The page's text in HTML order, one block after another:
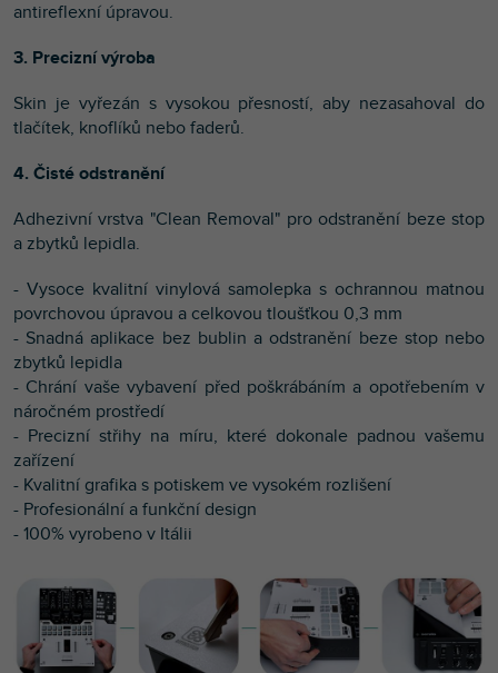
antireflexní úpravou.
3. Precizní výroba
Skin je vyřezán s vysokou přesností, aby nezasahoval do
tlačítek, knoflíků nebo faderů.
4. Čisté odstranění
Adhezivní vrstva "Clean Removal" pro odstranění beze stop
a zbytků lepidla.
- Vysoce kvalitní vinylová samolepka s ochrannou matnou
povrchovou úpravou a celkovou tloušťkou 0,3 mm
- Snadná aplikace bez bublin a odstranění beze stop nebo
zbytků lepidla
- Chrání vaše vybavení před poškrábáním a opotřebením v
náročném prostředí
- Precizní střihy na míru, které dokonale padnou vašemu
zařízení
- Kvalitní grafika s potiskem ve vysokém rozlišení
- Profesionální a funkční design
- 100% vyrobeno v Itálii